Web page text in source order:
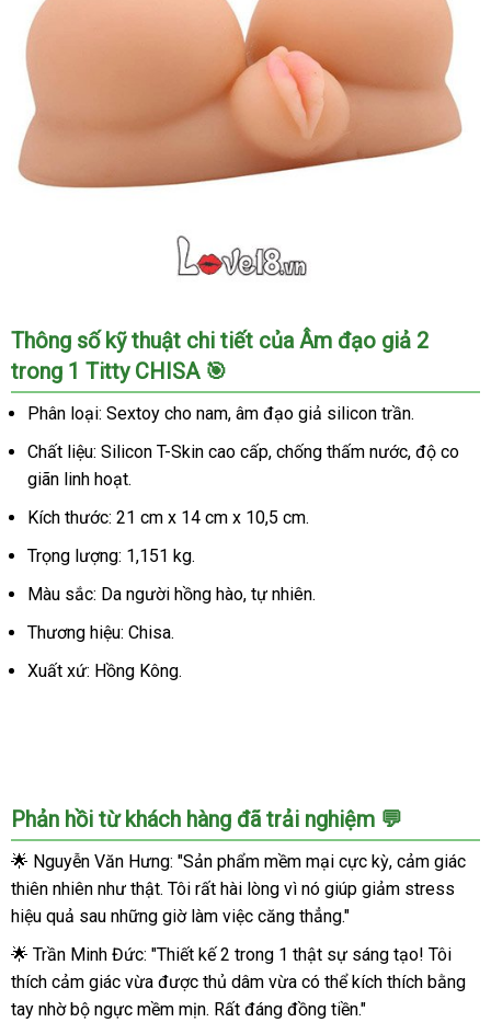
Âm
đạo
giả
2
trong
1
Titty
CHISA
silicon
cấp,
giảm
Thông số kỹ thuật chi tiết của Âm đạo giả 2
trong 1 Titty CHISA 🎯
Phân loại: Sextoy cho nam, âm đạo giả silicon trần.
Chất liệu: Silicon T-Skin cao cấp, chống thấm nước, độ co
giãn linh hoạt.
Kích thước: 21 cm x 14 cm x 10,5 cm.
Trọng lượng: 1,151 kg.
Màu sắc: Da người hồng hào, tự nhiên.
Thương hiệu: Chisa.
Xuất xứ: Hồng Kông.
Phản hồi từ khách hàng đã trải nghiệm 💬
🌟 Nguyễn Văn Hưng: "Sản phẩm mềm mại cực kỳ, cảm giác
thiên nhiên như thật. Tôi rất hài lòng vì nó giúp giảm stress
hiệu quả sau những giờ làm việc căng thẳng."
🌟 Trần Minh Đức: "Thiết kế 2 trong 1 thật sự sáng tạo! Tôi
thích cảm giác vừa được thủ dâm vừa có thể kích thích bằng
tay nhờ bộ ngực mềm mịn. Rất đáng đồng tiền."